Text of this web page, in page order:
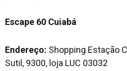
Escape 60 Cuiabá
Endereço: Shopping Estação
Sutil, 9300, loja LUC 03032